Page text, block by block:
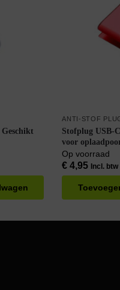
ANTI-STOF
Stofplug USB-
voor
Smartphone/
Op voorraad
€ 4,95 Incl. btw